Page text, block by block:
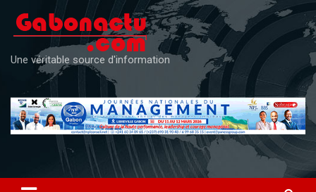
content
Une véritable source d'information